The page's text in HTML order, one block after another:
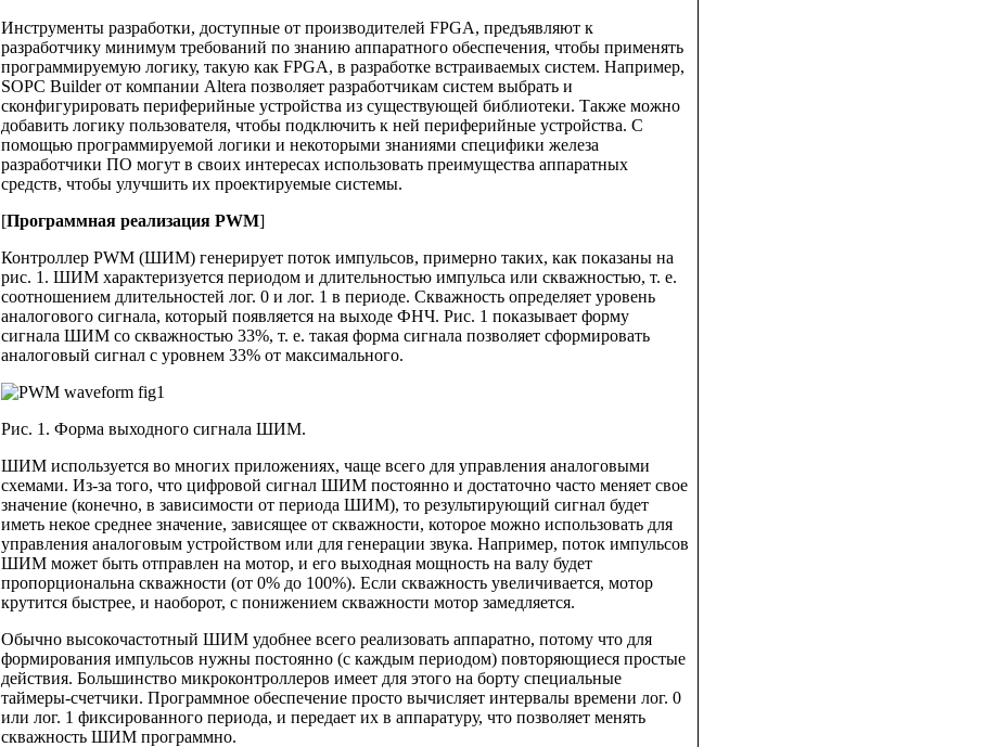
Инструменты разработки, доступные от производителей FPGA, предъявляют к
разработчику минимум требований по знанию аппаратного обеспечения, чтобы применять
программируемую логику, такую как FPGA, в разработке встраиваемых систем. Например,
SOPC Builder от компании Altera позволяет разработчикам систем выбрать и
сконфигурировать периферийные устройства из существующей библиотеки. Также можно
добавить логику пользователя, чтобы подключить к ней периферийные устройства. С
помощью программируемой логики и некоторыми знаниями специфики железа
разработчики ПО могут в своих интересах использовать преимущества аппаратных
средств, чтобы улучшить их проектируемые системы.
[Программная реализация PWM]
Контроллер PWM (ШИМ) генерирует поток импульсов, примерно таких, как показаны на
рис. 1. ШИМ характеризуется периодом и длительностью импульса или скважностью, т. е.
соотношением длительностей лог. 0 и лог. 1 в периоде. Скважность определяет уровень
аналогового сигнала, который появляется на выходе ФНЧ. Рис. 1 показывает форму
сигнала ШИМ со скважностью 33%, т. е. такая форма сигнала позволяет сформировать
аналоговый сигнал с уровнем 33% от максимального.
Рис. 1. Форма выходного сигнала ШИМ.
ШИМ используется во многих приложениях, чаще всего для управления аналоговыми
схемами. Из-за того, что цифровой сигнал ШИМ постоянно и достаточно часто меняет свое
значение (конечно, в зависимости от периода ШИМ), то результирующий сигнал будет
иметь некое среднее значение, зависящее от скважности, которое можно использовать для
управления аналоговым устройством или для генерации звука. Например, поток импульсов
ШИМ может быть отправлен на мотор, и его выходная мощность на валу будет
пропорциональна скважности (от 0% до 100%). Если скважность увеличивается, мотор
крутится быстрее, и наоборот, с понижением скважности мотор замедляется.
Обычно высокочастотный ШИМ удобнее всего реализовать аппаратно, потому что для
формирования импульсов нужны постоянно (с каждым периодом) повторяющиеся простые
действия. Большинство микроконтроллеров имеет для этого на борту специальные
таймеры-счетчики. Программное обеспечение просто вычисляет интервалы времени лог. 0
или лог. 1 фиксированного периода, и передает их в аппаратуру, что позволяет менять
скважность ШИМ программно.